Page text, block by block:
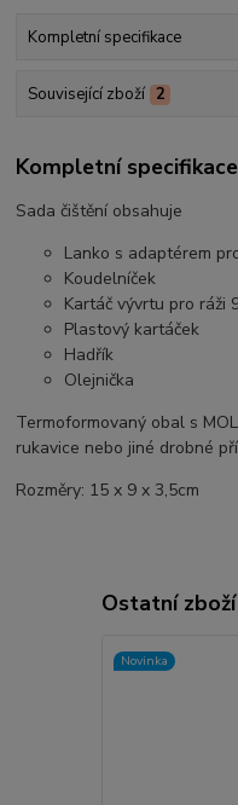
Kompletní specifikace
Související zboží 2
Kompletní specifikace
Sada čištění obsahuje
Lanko s adaptérem
Koudelníček
Kartáč vývrtu pro ráži
Plastový kartáček
Hadřík
Olejnička
Termoformovaný obal s
rukavice nebo jiné drobné
Rozměry: 15 x 9 x 3,5cm
Ostatní zboží
Novinka